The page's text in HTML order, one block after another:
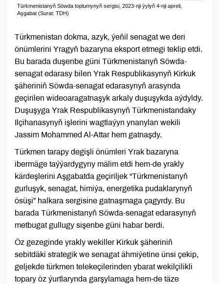
Türkmenistanyň Söwda toplumynyň sergisi, 2023-nji ýylyň 4-nji apreli,
Aşgabat (Surat: TDH)
Türkmenistan dokma, azyk, ýeňil senagat we deri
önümlerini Yragyň bazaryna eksport etmegi teklip etdi.
Bu barada duşenbe güni Türkmenistanyň Söwda-
senagat edarasy bilen Yrak Respublikasynyň Kirkuk
şäheriniň Söwda-senagat edarasynyň arasynda
geçirilen wideoaragatnaşyk arkaly duşuşykda aýdyldy.
Duşuşyga Yrak Respublikasynyň Türkmenistandaky
Ilçihanasynyň işlerini wagtlaýyn ynanylan wekili
Jassim Mohammed Al-Attar hem gatnaşdy.
Türkmen tarapy degişli önümleri Yrak bazaryna
ibermäge taýýardygyny mälim etdi hem-de yrakly
kärdeşlerini Aşgabatda geçiriljek “Türkmenistanyň
gurluşyk, senagat, himiýa, energetika pudaklarynyň
ösüşi” halkara sergisine gatnaşmaga çagyrdy. Bu
barada Türkmenistanyň Söwda-senagat edarasynyň
metbugat gullugy sişenbe güni habar berdi.
Öz gezeginde yrakly wekiller Kirkuk şäheriniň
sebitdäki strategik we senagat ähmiýetine ünsi çekip,
geljekde türkmen telekeçilerinden ybarat wekilçilikli
topary öz ýurtlarynda garşylamaga hem-de täze